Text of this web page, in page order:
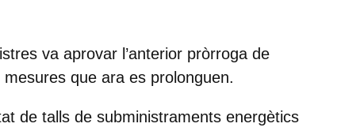
va aprovar l’anterior pròrroga de
mesures que ara es prolonguen.
de talls de subministraments energètics